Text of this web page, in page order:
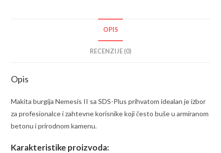
količina
OPIS
RECENZIJE (0)
Opis
Makita burgija Nemesis II sa SDS-Plus prihvatom idealan je izbor
za profesionalce i zahtevne korisnike koji često buše u armiranom
betonu i prirodnom kamenu.
Karakteristike proizvoda: